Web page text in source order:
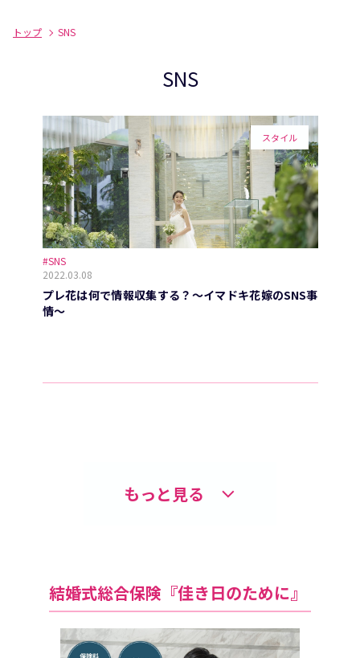
トップ SNS
SNS
スタイル
#SNS
2022.03.08
プレ花は何で情報収集する？～イマドキ花嫁のSNS事
情～
もっと見る
結婚式総合保険『佳き日のために』